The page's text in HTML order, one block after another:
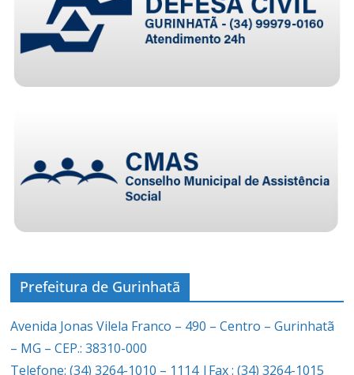
Prefeitura de Gurinhatã
Avenida Jonas Vilela Franco – 490 – Centro – Gurinhatã
– MG – CEP.: 38310-000
Telefone: (34) 3264-1010 – 1114 |Fax : (34) 3264-1015